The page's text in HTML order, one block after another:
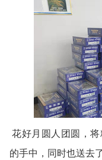
花好月圆人团圆，
的手中，同时也送去